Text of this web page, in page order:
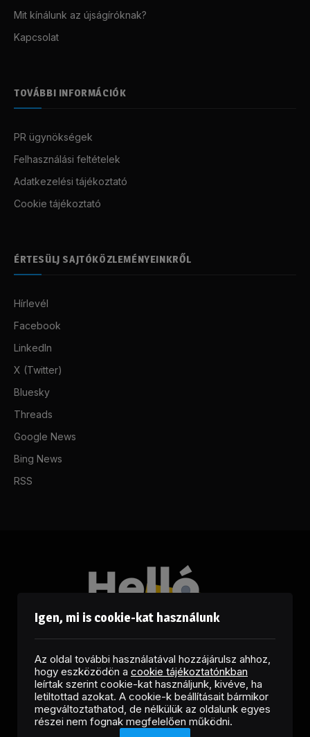
Mit kínálunk az újságíróknak?
Kapcsolat
TOVÁBBI INFORMÁCIÓK
PR ügynökségek
Felhasználási feltételek
Adatkezelési tájékoztató
Cookie tájékoztató
ÉRTESÜLJ SAJTÓKÖZLEMÉNYEINKRŐL
Hírlevél
Facebook
LinkedIn
X (Twitter)
Bluesky
Threads
Google News
Bing News
RSS
FacebookLinkedInX
(Twitter)
RSS
Igen, mi is cookie-kat használunk
Az oldal további használatával hozzájárulsz ahhoz,
hogy eszközödön a cookie tájékoztatónkban
leírtak szerint cookie-kat használjunk, kivéve, ha
letiltottad azokat. A cookie-k beállításait bármikor
megváltoztathatod, de nélkülük az oldalunk egyes
részei nem fognak megfelelően működni.